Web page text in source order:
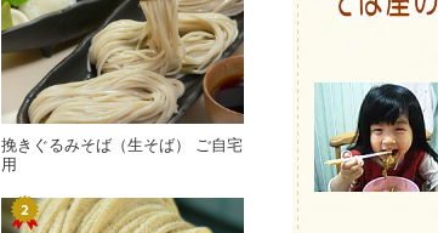
挽きぐるみそば（生そば） ご自宅
用